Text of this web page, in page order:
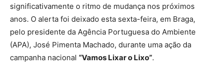
significativamente o ritmo de mudança nos próximos
anos. O alerta foi deixado esta sexta-feira, em Braga,
pelo presidente da Agência Portuguesa do Ambiente
(APA), José Pimenta Machado, durante uma ação da
campanha nacional “Vamos Lixar o Lixo”.